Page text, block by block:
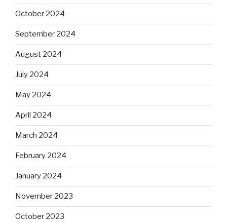
October 2024
September 2024
August 2024
July 2024
May 2024
April 2024
March 2024
February 2024
January 2024
November 2023
October 2023